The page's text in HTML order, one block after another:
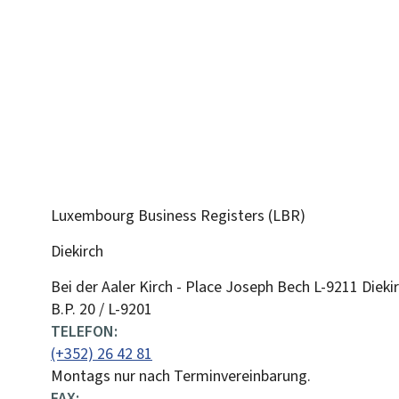
Luxembourg Business Registers (LBR)
Diekirch
ADRESSE:
Bei der Aaler Kirch - Place Joseph Bech L-9211
B.P. 20 / L-9201
TELEFON:
(+352) 26 42 81
Montags nur nach Terminvereinbarung.